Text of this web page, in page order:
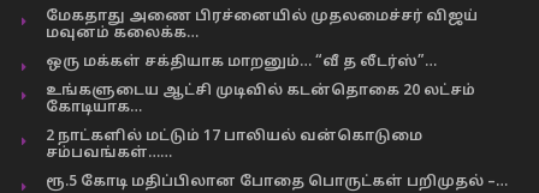
மேகதாது அணை பிரச்னையில் முதலமைச்சர் விஜய்
மவுனம் கலைக்க…
ஒரு மக்கள் சக்தியாக மாறனும்… “வீ த லீடர்ஸ்”…
உங்களுடைய ஆட்சி முடிவில் கடன்தொகை 20 லட்சம்
கோடியாக…
2 நாட்களில் மட்டும் 17 பாலியல் வன்கொடுமை
சம்பவங்கள்……
ரூ.5 கோடி மதிப்பிலான போதை பொருட்கள் பறிமுதல் –…